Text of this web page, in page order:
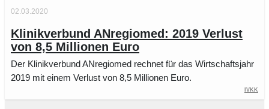
02.03.2020
Klinikverbund ANregiomed: 2019 Verlust
von 8,5 Millionen Euro
Der Klinikverbund ANregiomed rechnet für das Wirtschaftsjahr
2019 mit einem Verlust von 8,5 Millionen Euro.
IVKK